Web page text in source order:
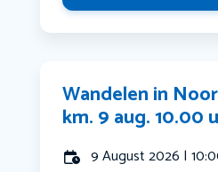
Wandelen in
km. 9 aug. 10.00
9 August 2026 |